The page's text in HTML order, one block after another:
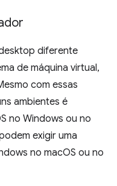
diferente
de máquina virtual,
com essas
ambientes é
no Windows ou no
exigir uma
no macOS ou no